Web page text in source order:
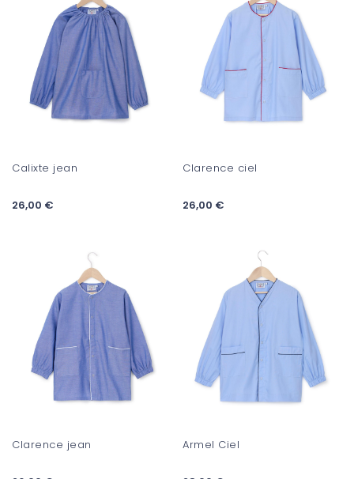
Calixte jean
26,00 €
Clarence ciel
26,00 €
Clarence jean Armel Ciel